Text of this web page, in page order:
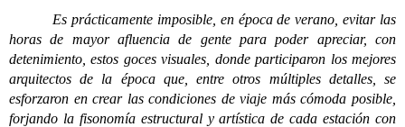
Es prácticamente imposible, en época de verano, evitar las
horas de mayor afluencia de gente para poder apreciar, con
detenimiento, estos goces visuales, donde participaron los mejores
arquitectos de la época que, entre otros múltiples detalles, se
esforzaron en crear las condiciones de viaje más cómoda posible,
forjando la fisonomía estructural y artística de cada estación con